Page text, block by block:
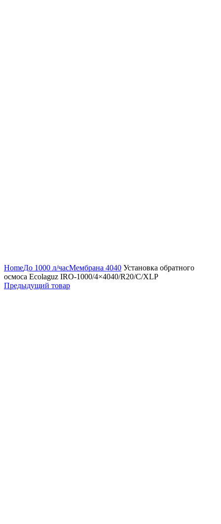
HomeДо 1000 л/часМембрана 4040 Установка обратного
осмоса Ecolaguz IRO-1000/4×4040/R20/C/XLP
Предыдущий товар